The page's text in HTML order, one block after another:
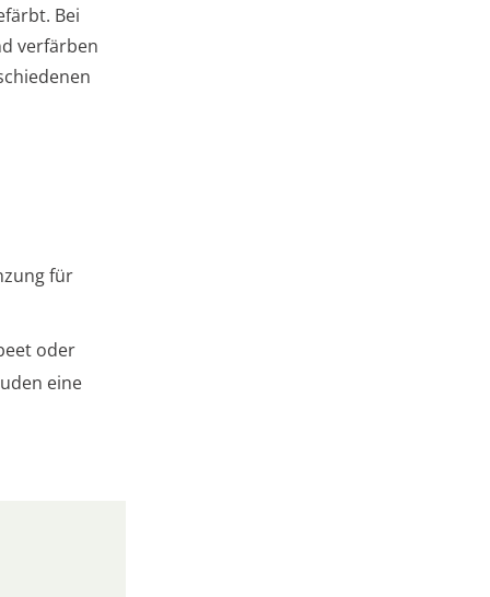
Bei
verfärben
für
oder
eine